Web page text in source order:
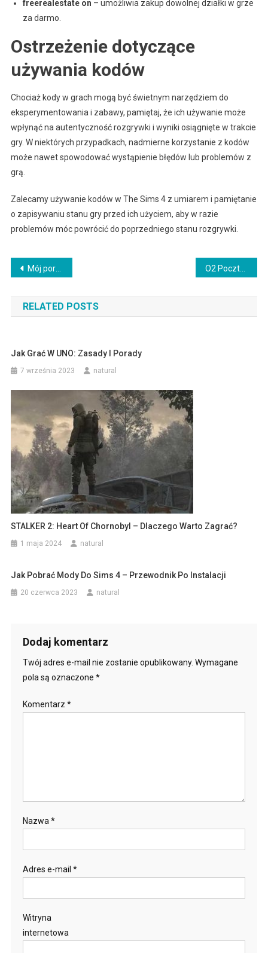
freerealestate on – umożliwia zakup dowolnej działki w grze
za darmo.
Ostrzeżenie dotyczące
używania kodów
Chociaż kody w grach mogą być świetnym narzędziem do
eksperymentowania i zabawy, pamiętaj, że ich używanie może
wpłynąć na autentyczność rozgrywki i wyniki osiągnięte w trakcie
gry. W niektórych przypadkach, nadmierne korzystanie z kodów
może nawet spowodować wystąpienie błędów lub problemów z
grą.
Zalecamy używanie kodów w The Sims 4 z umiarem i pamiętanie
o zapisywaniu stanu gry przed ich użyciem, aby w razie
problemów móc powrócić do poprzedniego stanu rozgrywki.
Nawigacja
wpisu
Mój poradnik dotyczący logowania na OLX
RELATED POSTS
Jak Grać W UNO: Zasady I Porady
7 września 2023 natural
STALKER 2: Heart Of Chornobyl – Dlaczego Warto Zagrać?
1 maja 2024 natural
Jak Pobrać Mody Do Sims 4 – Przewodnik Po Instalacji
20 czerwca 2023 natural
Dodaj komentarz
Twój adres e-mail nie zostanie opublikowany. Wymagane
pola są oznaczone *
Komentarz *
Nazwa *
Adres e-mail *
Witryna
internetowa